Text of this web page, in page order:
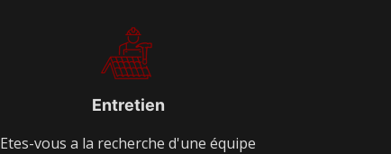
Entretien
Etes-vous a la recherche d'une équipe